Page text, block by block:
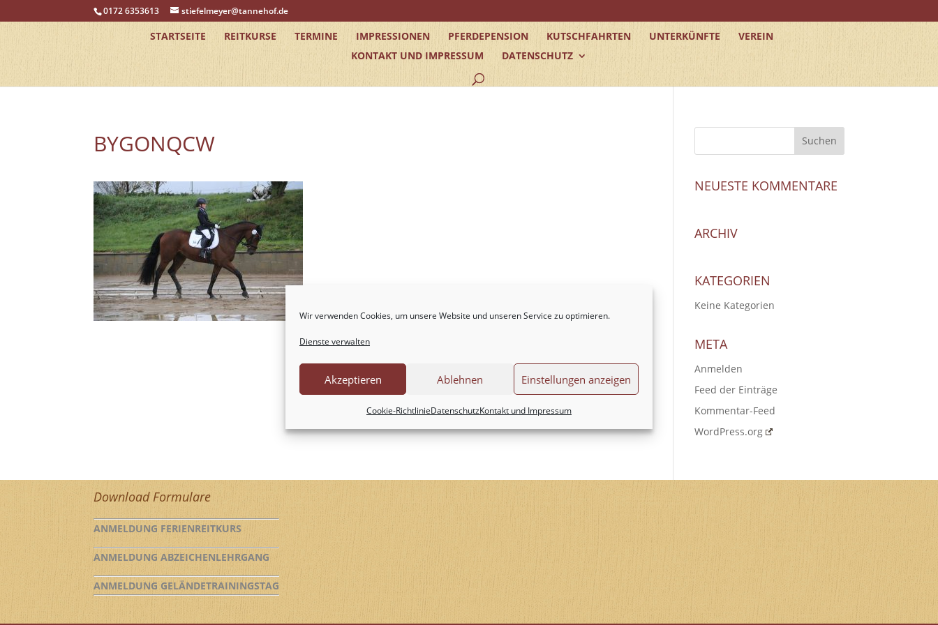
Wir verwenden Cookies, um unsere Website und unseren Service zu optimieren.
Dienste verwalten
Akzeptieren Ablehnen Einstellungen anzeigen
Cookie-RichtlinieDatenschutzKontakt und Impressum
0172 6353613 stiefelmeyer@tannehof.de
STARTSEITE REITKURSE TERMINE IMPRESSIONEN PFERDEPENSION KUTSCHFAHRTEN UNTERKÜNFTE
VEREIN
KONTAKT UND IMPRESSUM
DATENSCHUTZ
BYGONQCW
NEUESTE KOMMENTARE
ARCHIV
KATEGORIEN
Keine Kategorien
META
Anmelden
Feed der Einträge
Kommentar-Feed
WordPress.org
Download Formulare
ANMELDUNG FERIENREITKURS
ANMELDUNG ABZEICHENLEHRGANG
ANMELDUNG GELÄNDETRAININGSTAG